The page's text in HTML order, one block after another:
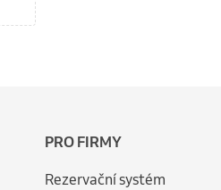
PRO FIRMY
Rezervační systém